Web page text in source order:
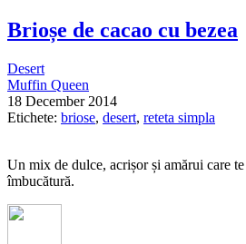
Brioșe de cacao cu bezea
Desert
Muffin Queen
18 December 2014
Etichete: briose, desert, reteta simpla
Un mix de dulce, acrișor și amărui care
îmbucătură.